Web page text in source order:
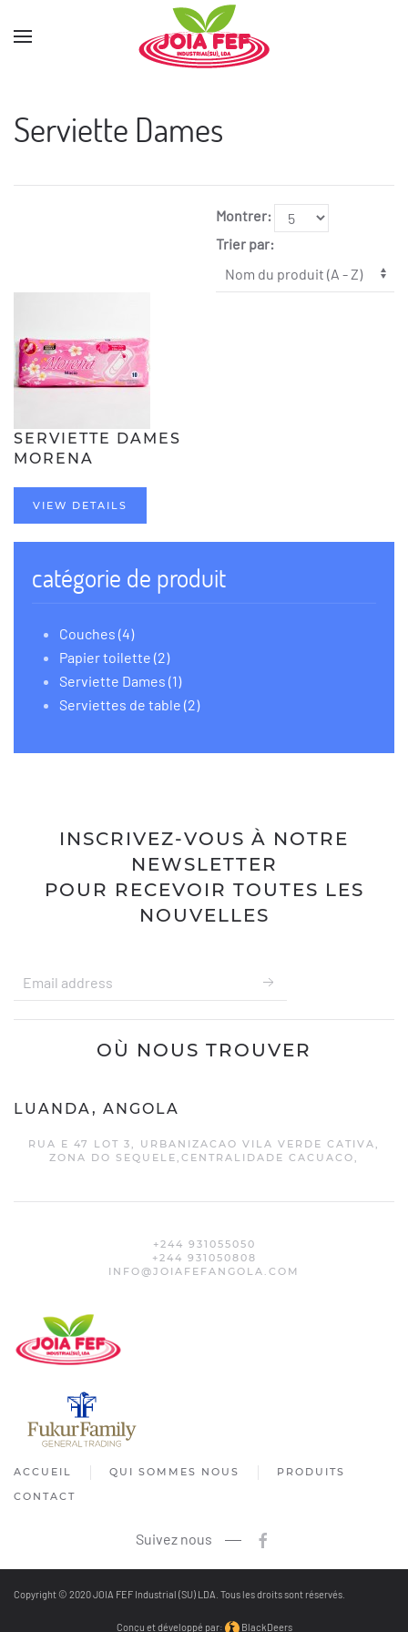
Serviette Dames
Montrer:
Trier par:
SERVIETTE DAMES
MORENA
VIEW DETAILS
catégorie de produit
Couches (4)
Papier toilette (2)
Serviette Dames (1)
Serviettes de table (2)
INSCRIVEZ-VOUS À NOTRE
NEWSLETTER
POUR RECEVOIR TOUTES LES
NOUVELLES
OÙ NOUS TROUVER
LUANDA, ANGOLA
RUA E 47 LOT 3, URBANIZACAO VILA VERDE CATIVA,
ZONA DO SEQUELE,CENTRALIDADE CACUACO,
+244 931055050
+244 931050808
INFO@JOIAFEFANGOLA.COM
ACCUEIL QUI SOMMES NOUS
PRODUITS
CONTACT
Suivez nous
Copyright © 2020 JOIA FEF Industrial (SU) LDA. Tous les droits sont réservés.
Conçu et développé par: BlackDeers